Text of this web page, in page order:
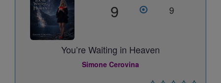
9 9
You’re Waiting in Heaven
Simone Cerovina